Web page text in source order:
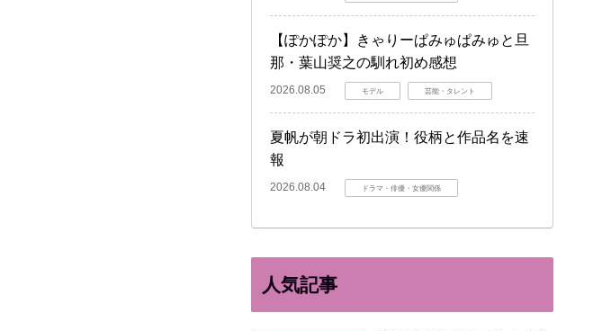
【ぽかぽか】きゃりーぱみゅぱみゅと旦
那・葉山奨之の馴れ初め感想
2026.08.05 モデル 芸能・タレント
夏帆が朝ドラ初出演！役柄と作品名を速
報
2026.08.04 ドラマ・俳優・女優関係
人気記事